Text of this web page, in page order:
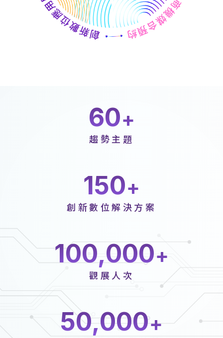
60
趨勢主題
150
創新數位解決方案
100,000
觀展人次
50,000